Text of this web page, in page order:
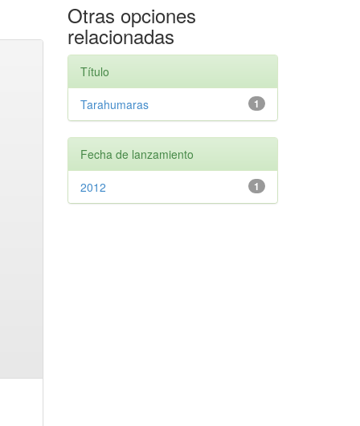
Otras opciones
relacionadas
Título
1
Tarahumaras
Fecha de lanzamiento
1
2012